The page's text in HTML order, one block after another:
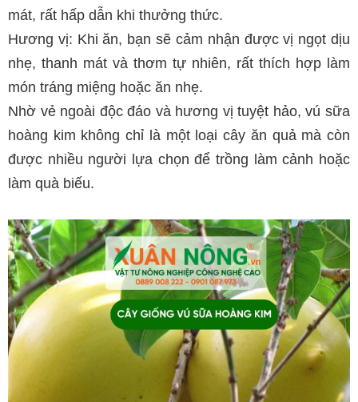
mát, rất hấp dẫn khi thưởng thức.
Hương vị: Khi ăn, bạn sẽ cảm nhận được vị ngọt dịu
nhẹ, thanh mát và thơm tự nhiên, rất thích hợp làm
món tráng miệng hoặc ăn nhẹ.
Nhờ vẻ ngoài độc đáo và hương vị tuyệt hảo, vú sữa
hoàng kim không chỉ là một loại cây ăn quả mà còn
được nhiều người lựa chọn để trồng làm cảnh hoặc
làm quà biếu.